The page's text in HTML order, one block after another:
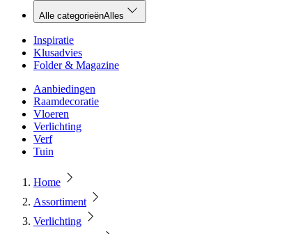
Alle categorieënAlles
Inspiratie
Klusadvies
Folder & Magazine
Aanbiedingen
Raamdecoratie
Vloeren
Verlichting
Verf
Tuin
Home
Assortiment
Verlichting